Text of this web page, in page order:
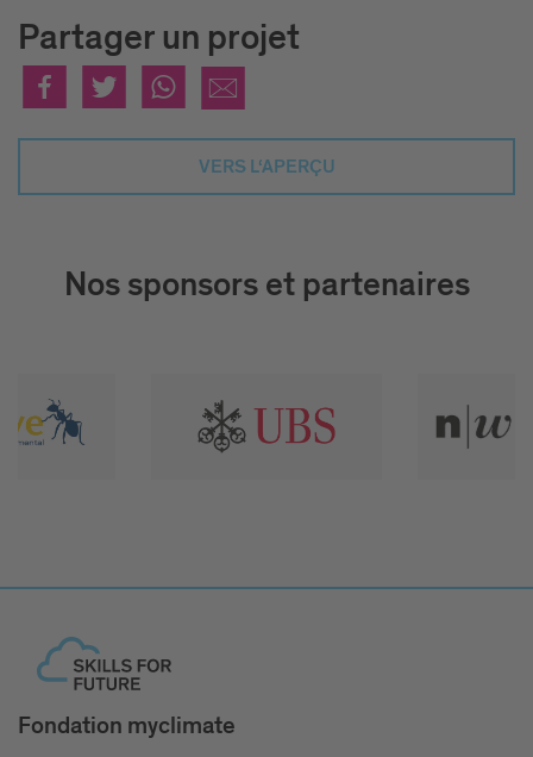
Partager un projet
VERS L‘APERÇU
Nos sponsors et partenaires
Fondation myclimate